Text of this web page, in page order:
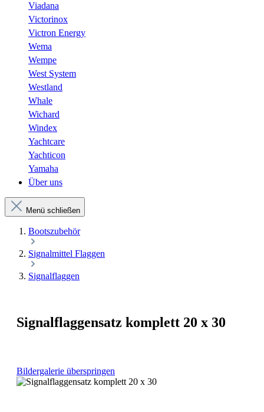
Viadana
Victorinox
Victron Energy
Wema
Wempe
West System
Westland
Whale
Wichard
Windex
Yachtcare
Yachticon
Yamaha
Über uns
Menü schließen
Bootszubehör
Signalmittel Flaggen
Signalflaggen
Signalflaggensatz komplett 20 x 30
Bildergalerie überspringen